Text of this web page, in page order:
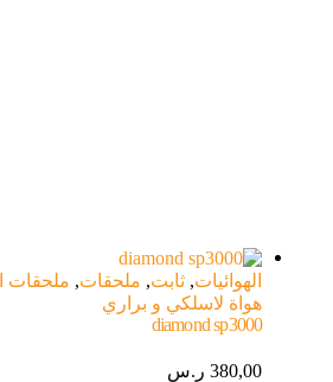
الهوائيات, ثابت, ملحقات, ملحقات
هواة لاسلكي و براري
diamond sp3000
380,00 ر.س